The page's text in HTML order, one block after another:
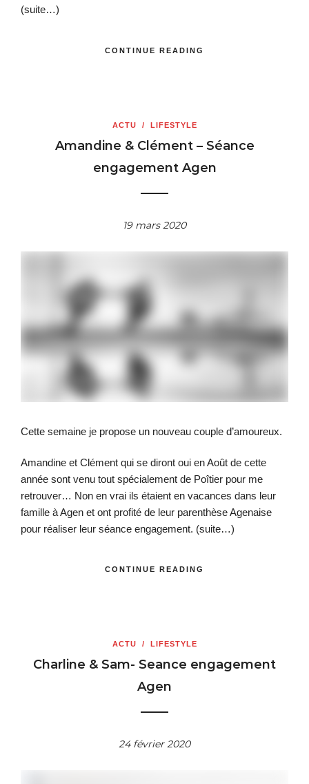
(suite…)
CONTINUE READING
ACTU / LIFESTYLE
Amandine & Clément – Séance
engagement Agen
19 mars 2020
Cette semaine je propose un nouveau couple d’amoureux.
Amandine et Clément qui se diront oui en Août de cette
année sont venu tout spécialement de Poîtier pour me
retrouver… Non en vrai ils étaient en vacances dans leur
famille à Agen et ont profité de leur parenthèse Agenaise
pour réaliser leur séance engagement. (suite…)
CONTINUE READING
ACTU / LIFESTYLE
Charline & Sam- Seance engagement
Agen
24 février 2020